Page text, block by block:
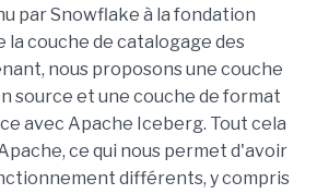
par Snowflake à la fondation
la couche de catalogage des
nous proposons une couche
source et une couche de format
avec Apache Iceberg. Tout cela
ce qui nous permet d'avoir
différents, y compris